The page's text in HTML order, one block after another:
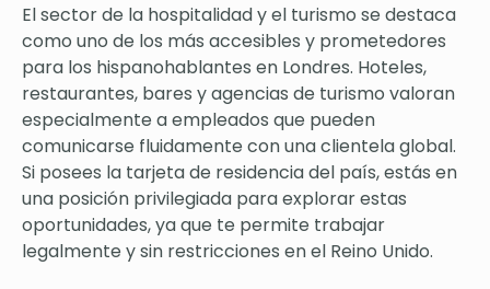
El sector de la hospitalidad y el turismo se destaca
como uno de los más accesibles y prometedores
para los hispanohablantes en Londres. Hoteles,
restaurantes, bares y agencias de turismo valoran
especialmente a empleados que pueden
comunicarse fluidamente con una clientela global.
Si posees la tarjeta de residencia del país, estás en
una posición privilegiada para explorar estas
oportunidades, ya que te permite trabajar
legalmente y sin restricciones en el Reino Unido.